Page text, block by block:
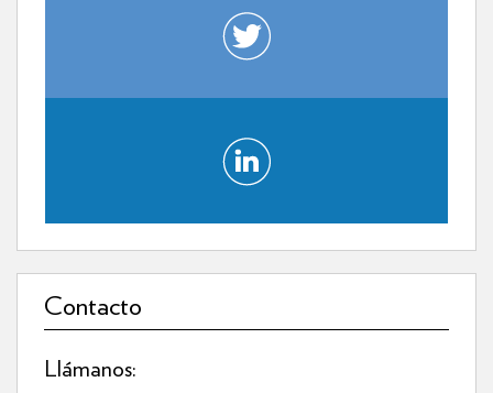
Contacto
Llámanos: